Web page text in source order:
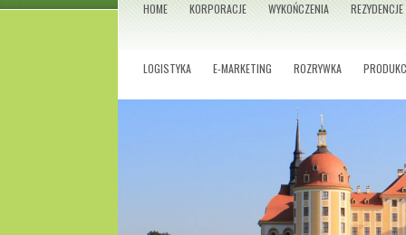
HOME KORPORACJE WYKOŃCZENIA REZYDENCJE
LOGISTYKA E-MARKETING ROZRYWKA